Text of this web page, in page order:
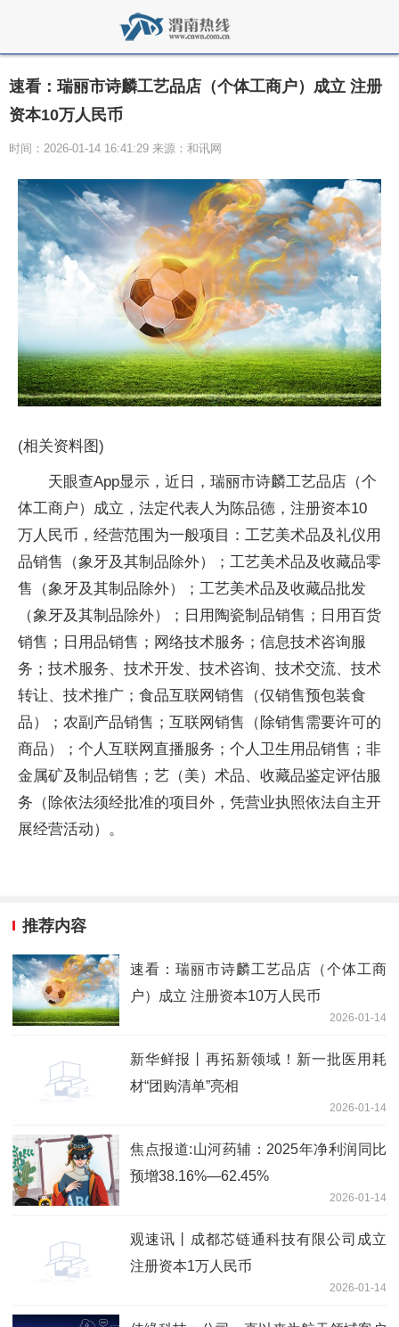
速看：瑞丽市诗麟工艺品店（个体工商户）成立 注册
资本10万人民币
时间：2026-01-14 16:41:29 来源：和讯网
(相关资料图)
天眼查App显示，近日，瑞丽市诗麟工艺品店（个
体工商户）成立，法定代表人为陈品德，注册资本10
万人民币，经营范围为一般项目：工艺美术品及礼仪用
品销售（象牙及其制品除外）；工艺美术品及收藏品零
售（象牙及其制品除外）；工艺美术品及收藏品批发
（象牙及其制品除外）；日用陶瓷制品销售；日用百货
销售；日用品销售；网络技术服务；信息技术咨询服
务；技术服务、技术开发、技术咨询、技术交流、技术
转让、技术推广；食品互联网销售（仅销售预包装食
品）；农副产品销售；互联网销售（除销售需要许可的
商品）；个人互联网直播服务；个人卫生用品销售；非
金属矿及制品销售；艺（美）术品、收藏品鉴定评估服
务（除依法须经批准的项目外，凭营业执照依法自主开
展经营活动）。
推荐内容
速看：瑞丽市诗麟工艺品店（个体工商
户）成立 注册资本10万人民币
2026-01-14
新华鲜报丨再拓新领域！新一批医用耗
材“团购清单”亮相
2026-01-14
焦点报道:山河药辅：2025年净利润同比
预增38.16%—62.45%
2026-01-14
观速讯丨成都芯链通科技有限公司成立
注册资本1万人民币
2026-01-14